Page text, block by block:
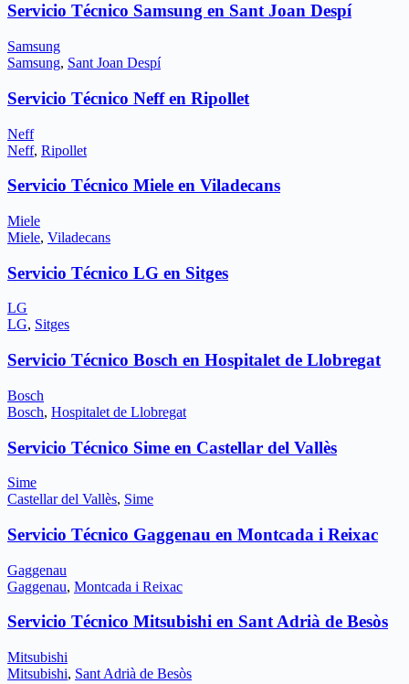
Servicio Técnico Samsung en Sant Joan Despí
Samsung
Samsung, Sant Joan Despí
Servicio Técnico Neff en Ripollet
Neff
Neff, Ripollet
Servicio Técnico Miele en Viladecans
Miele
Miele, Viladecans
Servicio Técnico LG en Sitges
LG
LG, Sitges
Servicio Técnico Bosch en Hospitalet de Llobregat
Bosch
Bosch, Hospitalet de Llobregat
Servicio Técnico Sime en Castellar del Vallès
Sime
Castellar del Vallès, Sime
Servicio Técnico Gaggenau en Montcada i Reixac
Gaggenau
Gaggenau, Montcada i Reixac
Servicio Técnico Mitsubishi en Sant Adrià de Besòs
Mitsubishi
Mitsubishi, Sant Adrià de Besòs